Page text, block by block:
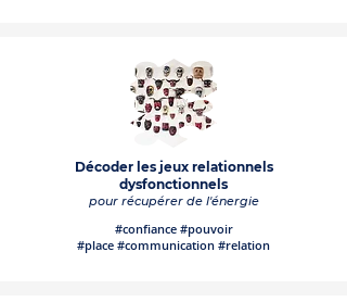
Décoder les jeux relationnels
dysfonctionnels
pour récupérer de l'énergie
#confiance #pouvoir
#place #communication #relation